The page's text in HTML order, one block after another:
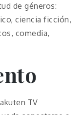
de géneros:
ciencia ficción,
comedia,
TV